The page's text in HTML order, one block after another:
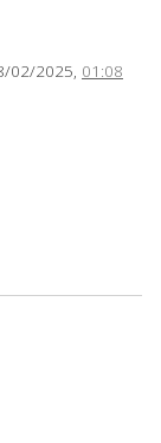
02/2025, 01:08